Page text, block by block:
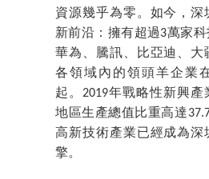
資源幾乎為零。如今，深
新前沿：擁有超過3萬家科
華為、騰訊、比亞迪、大
各領域內的領頭羊企業
起。2019年戰略性新興產
地區生產總值比重高達
高新技術產業已經成為深
擎。